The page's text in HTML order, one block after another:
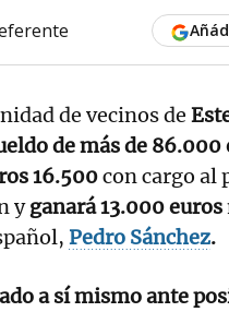
de vecinos de
de más de 86.000
16.500con cargo al
yganará 13.000 euros
Pedro Sánchez.
a sí mismo ante